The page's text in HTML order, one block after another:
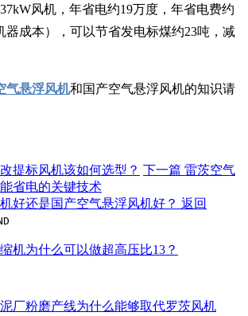
风机，年省电约19万度，年省电费约
器成本），可以节省发电标煤约23吨，减
气悬浮风机和国产空气悬浮风机的知识请
提标风机该如何选型？ 下一篇 雷茨空气
省电的关键技术
返回
机为什么可以做超高压比13？
厂粉磨产线为什么能够取代罗茨风机